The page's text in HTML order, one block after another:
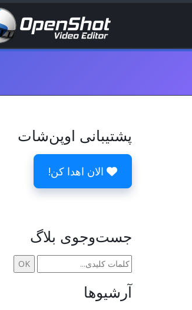
پشتیبانی اوپن‌شات
الان اهدا کن!
جست‌وجوی بلاگ
آرشیوها